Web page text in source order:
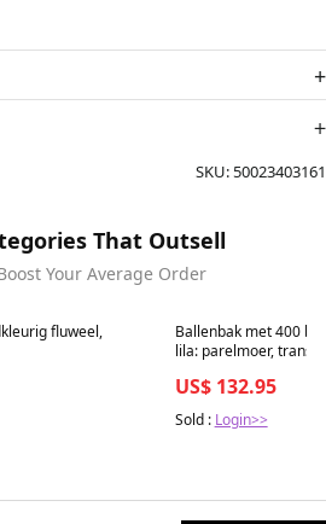
SKU:50023403161
That Outsell
Your Average Order
fluweel,
Best in 7 days
Ballenbak met 400
lila: parelmoer,
US$ 132.95
Sold : Login>>